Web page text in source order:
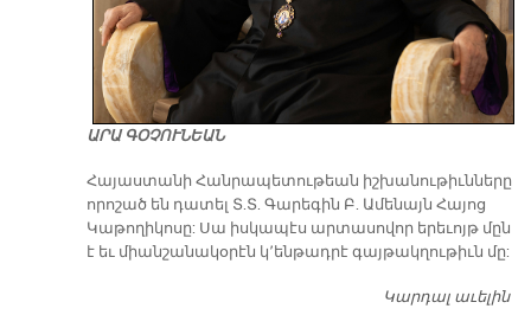
ԱՐԱ ԳՕՉՈՒՆԵԱՆ
​Հայաստանի Հանրապետութեան իշխանութիւնները
որոշած են դատել Տ.Տ. Գարեգին Բ. Ամենայն Հայոց
Կաթողիկոսը: Սա իսկապէս արտասովոր երեւոյթ մըն
է եւ միանշանակօրէն կ՚ենթադրէ գայթակղութիւն մը:
Կարդալ աւելին